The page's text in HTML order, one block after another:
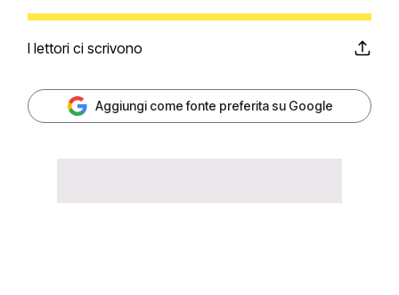
I lettori ci scrivono
Aggiungi come fonte preferita su Google